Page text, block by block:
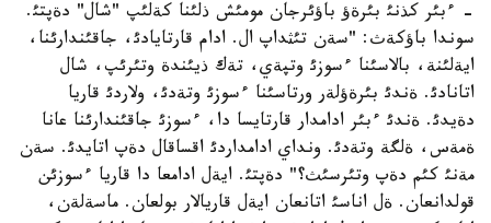
- ءبئر كذنئ بئرةؤ باؤئرجان مومئش ذلئنا كةلئپ "شال" دةپتئ.
سوندا باؤكةث: "سةن تئثداپ ال. ادام قارتايادئ، جاقئندارئنا،
ايةلئنة، بالاسئنا ءسوزئ وتپةي، تةك ذيئندة وتئرئپ، شال
اتانادئ. ةندئ بئرةؤلةر ورتاسئنا ءسوزئ وتةدئ، ولاردئ قاريا
دةيدئ. ةندئ ءبئر ادامدار قارتايسا دا، ءسوزئ جاقئندارئنا عانا
ةمةس، ةلگة وتةدئ. ونداي ادامداردئ اقساقال دةپ اتايدئ. سةن
مةنئ كئم دةپ وتئرسئث؟" دةپتئ. ايةل ادامعا دا قاريا ءسوزئن
قولدانعان. ةل اناسئ اتانعان ايةل قاريالار بولعان. ماسةلةن،